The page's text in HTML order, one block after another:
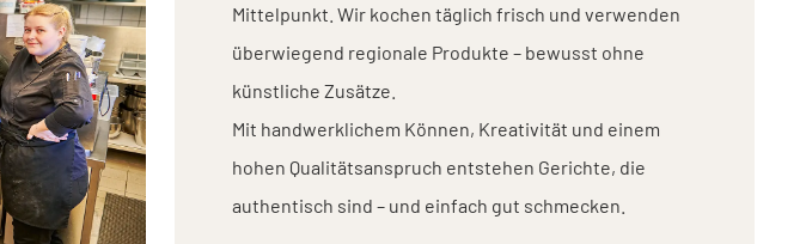
Mittelpunkt. Wir kochen täglich frisch und verwenden
überwiegend regionale Produkte – bewusst ohne
künstliche Zusätze.
Mit handwerklichem Können, Kreativität und einem
hohen Qualitätsanspruch entstehen Gerichte, die
authentisch sind – und einfach gut schmecken.